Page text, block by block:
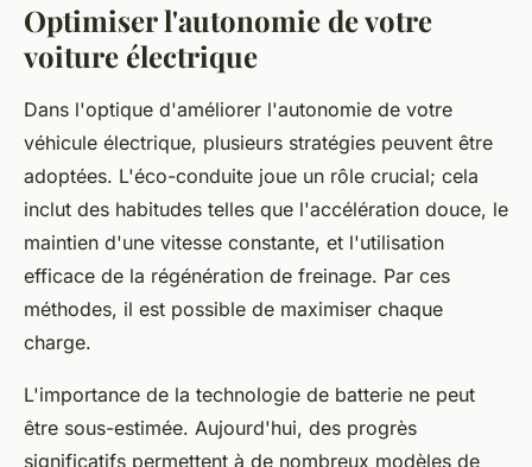
Optimiser l'autonomie de votre
voiture électrique
Dans l'optique d'améliorer l'autonomie de votre
véhicule électrique, plusieurs stratégies peuvent être
adoptées. L'éco-conduite joue un rôle crucial; cela
inclut des habitudes telles que l'accélération douce, le
maintien d'une vitesse constante, et l'utilisation
efficace de la régénération de freinage. Par ces
méthodes, il est possible de maximiser chaque
charge.
L'importance de la technologie de batterie ne peut
être sous-estimée. Aujourd'hui, des progrès
significatifs permettent à de nombreux modèles de